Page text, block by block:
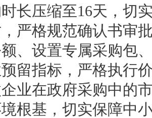
长压缩至16天，切
严格规范确认书审
、设置专属采购包
留指标，严格执行
业在政府采购中的
根基，切实保障中